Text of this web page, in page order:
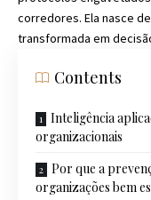
corredores. Ela nasce
transformada em
Contents
Inteligência
organizacionais
Por que a
organizações bem